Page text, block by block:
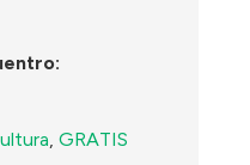
,GRATIS